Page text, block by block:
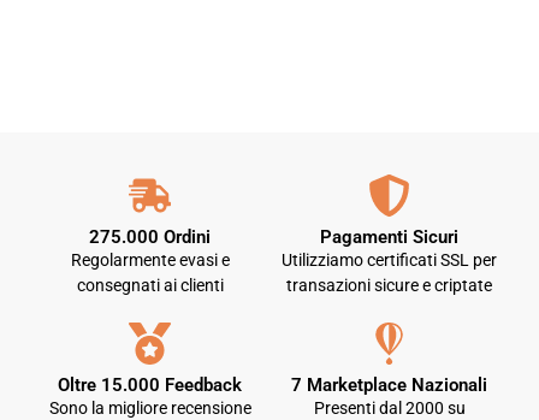
275.000 Ordini
Regolarmente evasi e
consegnati ai clienti
Pagamenti Sicuri
Utilizziamo certificati SSL per
transazioni sicure e criptate
Oltre 15.000 Feedback
Sono la migliore recensione
7 Marketplace Nazionali
Presenti dal 2000 su